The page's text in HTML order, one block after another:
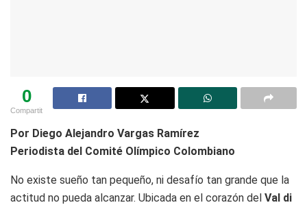
0
Compartit
Por Diego Alejandro Vargas Ramírez
Periodista del Comité Olímpico Colombiano
No existe sueño tan pequeño, ni desafío tan grande que la
actitud no pueda alcanzar. Ubicada en el corazón del Val di